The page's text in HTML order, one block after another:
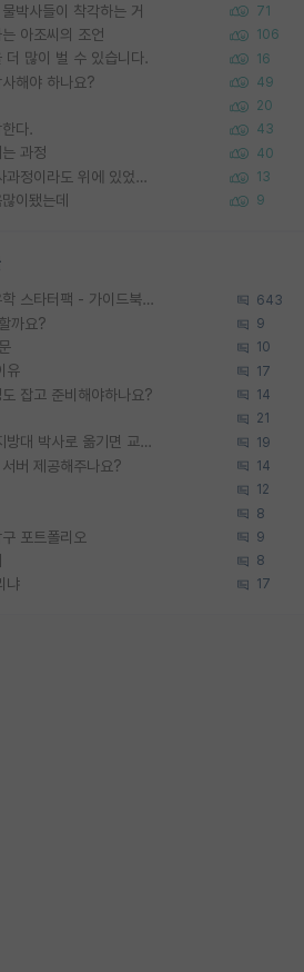
박사들이 착각하는 거 71
아조씨의 조언 106
더 많이 벌 수 있습니다. 16
해야 하나요? 49
20
다. 43
과정 40
진짜 제발 적당히 똑똑한 박사과정이라도 위에 있었으면.. 13
이됐는데 9
[무료] 2026 미국 대학원 유학 스타터팩 - 가이드북 & 합격자 컨택메일 템플릿 643
까요? 9
10
유 17
잡고 준비해야하나요? 14
21
SSH 박사과정을 그만두고 지방대 박사로 옮기면 교수의 꿈은 끝일까요? 19
버 제공해주나요? 14
12
8
포트폴리오 9
8
냐 17